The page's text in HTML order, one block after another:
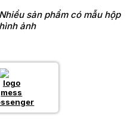
sản phẩm có mẫu hộp
ảnh